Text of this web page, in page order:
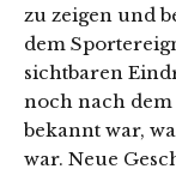
zu zeigen und
dem
sichtbaren
noch nach
bekannt war,
war. Neue